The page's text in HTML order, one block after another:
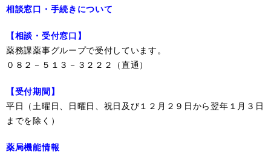
相談窓口・手続きについて
【相談・受付窓口】
薬務課薬事グループで受付しています。
０８２－５１３－３２２２（直通）
【受付期間】
平日（土曜日、日曜日、祝日及び１２月２９日から翌年１月３日
までを除く）
薬局機能情報